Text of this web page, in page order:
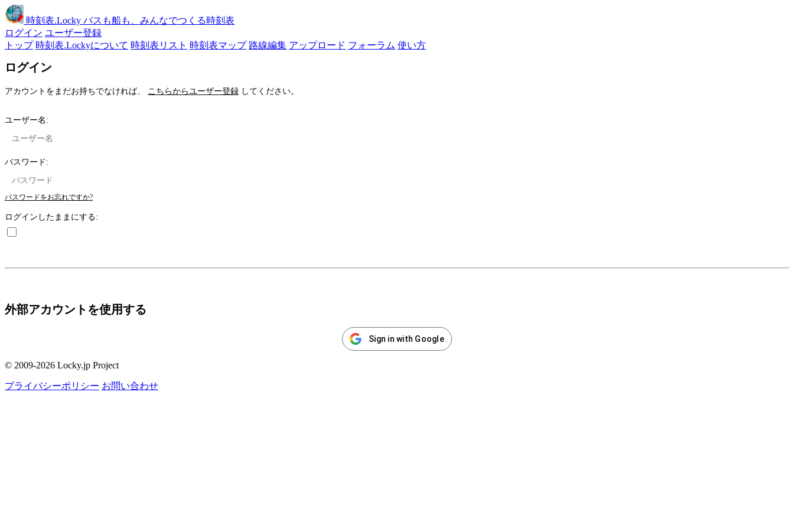
時刻表.Locky バスも船も、みんなでつくる時刻表
ログイン ユーザー登録
トップ 時刻表.Lockyについて 時刻表リスト 時刻表マップ 路線編集 アップロード フォーラム 使い方
ログイン
アカウントをまだお持ちでなければ、 こちらからユーザー登録 してください。
ユーザー名:
パスワード:
パスワードをお忘れですか?
ログインしたままにする:
外部アカウントを使用する
Sign in with Google
© 2009-2026 Locky.jp Project
プライバシーポリシー お問い合わせ